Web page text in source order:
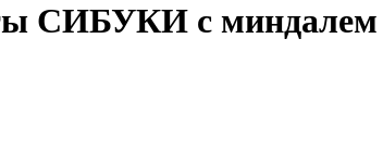
СИБУКИ с миндалем